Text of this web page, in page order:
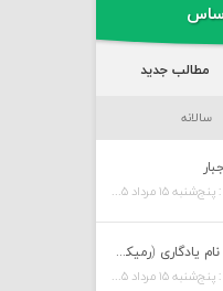
مطالب جدید
سالانه
۱۵ مرداد ۱۴۰۵
دانلود آهنگ امین سوری به نام یادگاری (رمیکس)
۱۵ مرداد ۱۴۰۵